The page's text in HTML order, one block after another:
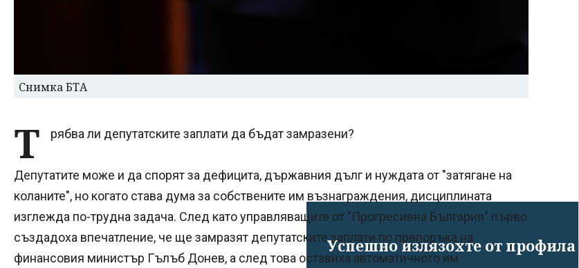
Успешно излязохте от профила
Снимка БТА
Т рябва ли депутатските заплати да бъдат замразени?
Депутатите може и да спорят за дефицита, държавния дълг и нуждата от "затягане на
коланите", но когато става дума за собствените им възнаграждения, дисциплината
изглежда по-трудна задача. След като управляващите от "Прогресивна България" първо
създадоха впечатление, че ще замразят депутатските заплати по препоръка на
финансовия министър Гълъб Донев, а след това оставиха автоматичното им